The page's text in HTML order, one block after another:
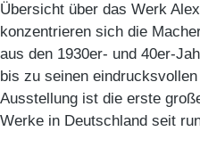
Übersicht über das Werk
konzentrieren sich die
aus den 1930er- und 40er-
bis zu seinen
Ausstellung ist die erste
Werke in Deutschland seit